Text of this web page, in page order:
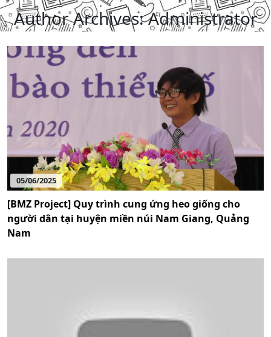
Author Archives: Administrator
05/06/2025
[BMZ Project] Quy trình cung ứng heo giống cho
người dân tại huyện miền núi Nam Giang, Quảng
Nam